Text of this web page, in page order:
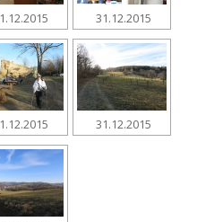
31.12.2015
31.12.2015